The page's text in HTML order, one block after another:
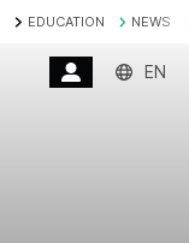
EDUCATION NEWS
EN